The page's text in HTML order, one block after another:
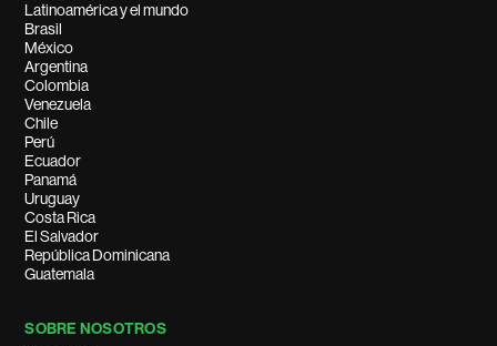
Latinoamérica y el mundo
Brasil
México
Argentina
Colombia
Venezuela
Chile
Perú
Ecuador
Panamá
Uruguay
Costa Rica
El Salvador
República Dominicana
Guatemala
SOBRE NOSOTROS